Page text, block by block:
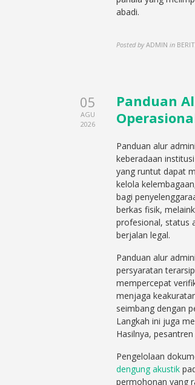
abadi.
Posted by ADMIN in
05
AGU
2026
Panduan
Panduan alur
keberadaan
yang runtut dapat
kelola
bagi
berkas fisik,
profesional, status
berjalan legal.
Panduan alur
persyaratan
mempercepat
menjaga
seimbang dengan
Langkah ini juga
Hasilnya,
Pengelolaan
dengung akustik
permohonan yang